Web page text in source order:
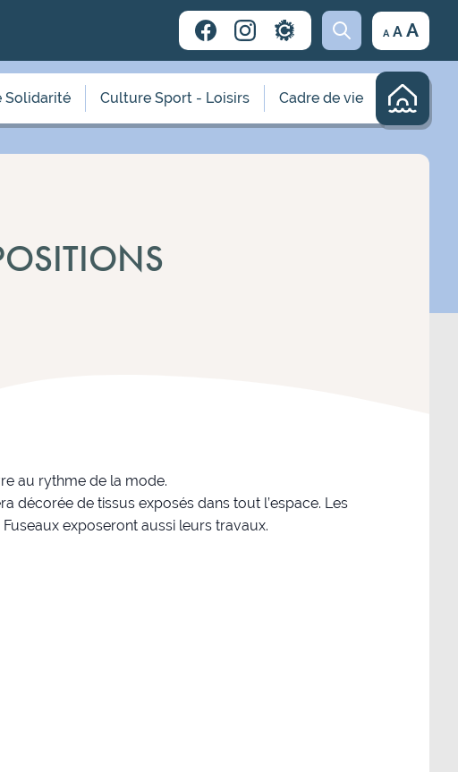
A
Decrease
font
size.
A Reset
font
size.
A
font
size.
Solidarité Culture Sport - Loisirs Cadre de vie
au rythme de la mode.
décorée de tissus exposés dans tout l’espace. Les
exposeront aussi leurs travaux.